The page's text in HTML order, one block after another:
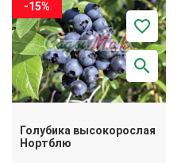
-15%
Голубика высокорослая
Нортблю